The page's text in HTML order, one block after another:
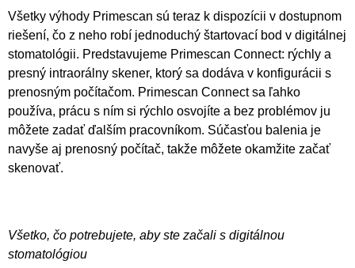
Všetky výhody Primescan sú teraz k dispozícii v dostupnom
riešení, čo z neho robí jednoduchý štartovací bod v digitálnej
stomatológii. Predstavujeme Primescan Connect: rýchly a
presný intraorálny skener, ktorý sa dodáva v konfigurácii s
prenosným počítačom. Primescan Connect sa ľahko
používa, prácu s ním si rýchlo osvojíte a bez problémov ju
môžete zadať ďalším pracovníkom. Súčasťou balenia je
navyše aj prenosný počítač, takže môžete okamžite začať
skenovať.
Všetko, čo potrebujete, aby ste začali s digitálnou
stomatológiou